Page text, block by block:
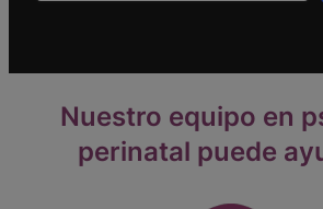
Nuestro equipo en
perinatal puede